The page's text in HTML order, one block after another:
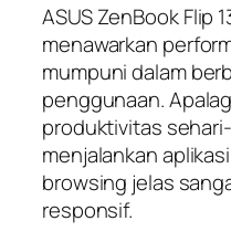
ASUS ZenBook Flip
menawarkan
mumpuni dalam
penggunaan.
produktivitas
menjalankan
browsing jelas
responsif.